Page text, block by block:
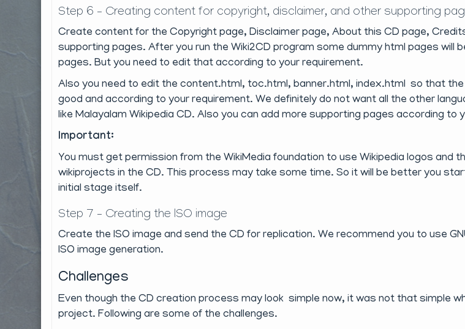
Step 6 – Creating content for copyright, disclaimer, and other supporting
Create content for the Copyright page, Disclaimer page, About this CD page,
supporting pages. After you run the Wiki2CD program some dummy html pages will
pages. But you need to edit that according to your requirement.
Also you need to edit the content.html, toc.html, banner.html, index.html so that the
good and according to your requirement. We definitely do not want all the other
like Malayalam Wikipedia CD. Also you can add more supporting pages according to
Important:
You must get permission from the WikiMedia foundation to use Wikipedia logos and
wikiprojects in the CD. This process may take some time. So it will be better you
initial stage itself.
Step 7 – Creating the ISO image
Create the ISO image and send the CD for replication. We recommend you to use
ISO image generation.
Challenges
Even though the CD creation process may look simple now, it was not that simple
project. Following are some of the challenges.